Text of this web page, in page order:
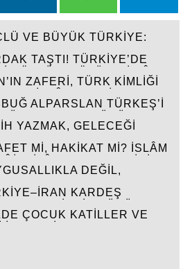
VE BÜYÜK TÜRKİYE:
TAŞTI! TÜRKİYE’DE
UYGUN MİLLÎ
ZAFERİ, TÜRK KİMLİĞİ
ALPARSLAN TÜRKEŞ’İ
YAZMAK, GELECEĞİ
Mİ, HAKİKAT Mİ? İSLÂM
DEĞİL,
KARDEŞ
ÇOCUK KATİLLER VE